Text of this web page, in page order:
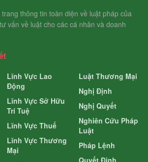
thông tin toàn diện về luật pháp của
vấn về luật cho các cá nhân và doanh
Lĩnh Vực Lao
Động
Lĩnh Vực Sở Hữu
Trí Tuệ
Lĩnh Vực Thuế
Lĩnh Vực Thương
Mại
Luật Thương Mại
Nghị Định
Nghị Quyết
Nghiên Cứu Pháp
Luật
Pháp Lệnh